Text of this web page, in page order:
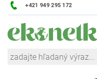
+421 949 295 172